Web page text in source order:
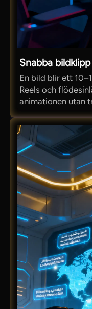
Snabba
En bild blir ett
Reels och
animationen utan